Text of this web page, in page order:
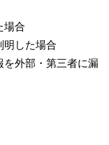
場合
明した場合
外部・第三者に漏